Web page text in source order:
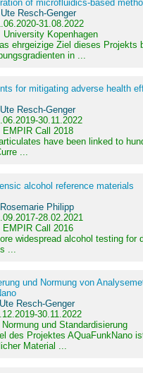
of microfluidics-based
Resch-Genger
31.08.2022
University Kopenhagen
ehrgeizige Ziel dieses Projekts
in ...
for mitigating adverse health
Resch-Genger
30.11.2022
EMPIR Call 2018
have been linked to
...
alcohol reference materials
Philipp
28.02.2021
EMPIR Call 2016
widespread alcohol testing
...
und Normung von
Resch-Genger
30.11.2022
und Standardisierung
des Projektes AQuaFunkNano
Material ...